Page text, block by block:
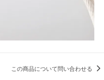
この商品について問い合わせる